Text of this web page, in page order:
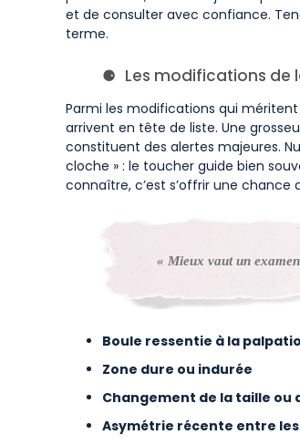
et de consulter avec confiance.
terme.
Les modifications de
Parmi les modifications qui
arrivent en tête de liste. Une
constituent des alertes majeures.
cloche » : le toucher guide bien
connaître, c’est s’offrir une chance
« Mieux vaut un
Boule ressentie à la
Zone dure ou indurée
Changement de la taille ou
Asymétrie récente entre